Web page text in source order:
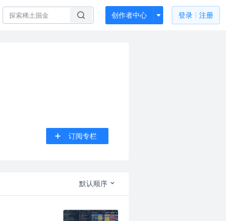
创作者中心 登录 注册
订阅专栏
默认顺序